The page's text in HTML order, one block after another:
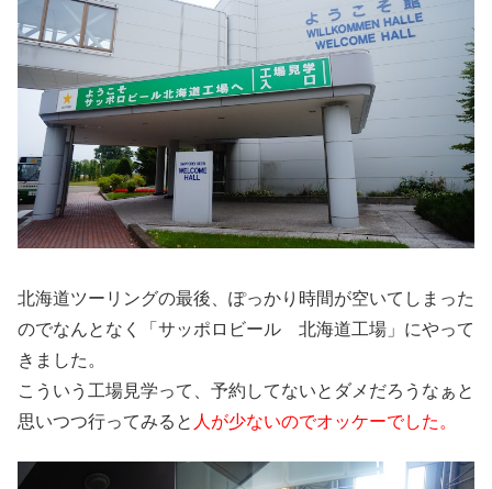
北海道ツーリングの最後、ぽっかり時間が空いてしまった
のでなんとなく「サッポロビール 北海道工場」にやって
きました。
こういう工場見学って、予約してないとダメだろうなぁと
思いつつ行ってみると 人が少ないのでオッケーでした。